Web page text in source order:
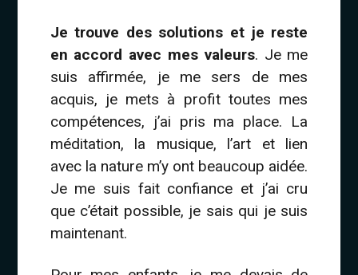
Je trouve des solutions et je reste
en accord avec mes valeurs. Je me
suis affirmée, je me sers de mes
acquis, je mets à profit toutes mes
compétences, j’ai pris ma place. La
méditation, la musique, l’art et lien
avec la nature m’y ont beaucoup aidée.
Je me suis fait confiance et j’ai cru
que c’était possible, je sais qui je suis
maintenant.